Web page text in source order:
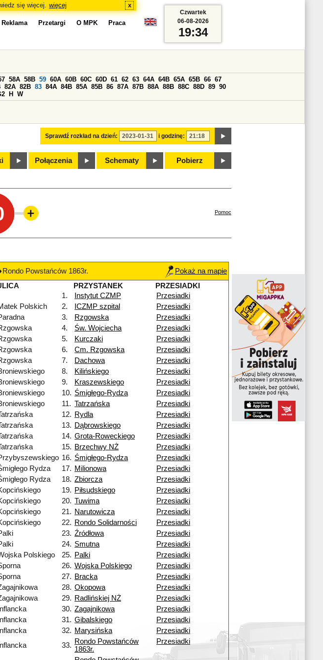
się więcej. więcej x
Reklama Przetargi O MPK Praca
Sprawdź rozkład na dzień: i godzinę:
58A 58B 59 60A 60B 60C 60D 61 62 63 64A 64B 65A 65B 66 67
82A 82B 83 84A 84B 85A 85B 86 87A 87B 88A 88B 88C 88D 89 90
H W
Połączenia Schematy Pobierz
Czwartek
06-08-2026
19:34
Pomoc
Rondo Powstańców 1863r.
Pokaż na mapie
PRZYSTANEK
PRZESIADKI
1.
Instytut CZMP
Przesiadki
Polskich
2. ICZMP szpital
Przesiadki
3. Rzgowska
Przesiadki
4. Św. Wojciecha
Przesiadki
5. Kurczaki
Przesiadki
6. Cm. Rzgowska
Przesiadki
7. Dachowa
Przesiadki
8. Kilińskiego
Przesiadki
9. Kraszewskiego
Przesiadki
10. Śmigłego-Rydza
Przesiadki
11. Tatrzańska
Przesiadki
12. Rydla
Przesiadki
13. Dąbrowskiego
Przesiadki
14. Grota-Roweckiego
Przesiadki
15. Brzechwy NŻ
Przesiadki
16. Śmigłego-Rydza
Przesiadki
Rydza
17. Milionowa
Przesiadki
Rydza
18. Zbiorcza
Przesiadki
19. Piłsudskiego
Przesiadki
20. Tuwima
Przesiadki
21. Narutowicza
Przesiadki
22. Rondo Solidarności
Przesiadki
23. Źródłowa
Przesiadki
24. Smutna
Przesiadki
Polskiego
25. Palki
Przesiadki
26. Wojska Polskiego
Przesiadki
27. Bracka
Przesiadki
28. Okopowa
Przesiadki
29. Radlińskiej NŻ
Przesiadki
Inflancka
30. Zagajnikowa
Przesiadki
Inflancka
31. Gibalskiego
Przesiadki
Inflancka
32. Marysińska
Przesiadki
Inflancka
33. Rondo Powstańców
1863r.
Przesiadki